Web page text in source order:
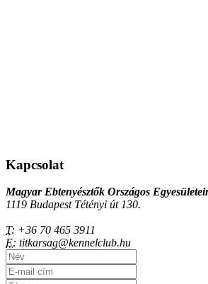
Kapcsolat
Magyar Ebtenyésztők Országos
1119 Budapest Tétényi út 130.
T: +36 70 465 3911
E: titkarsag@kennelclub.hu